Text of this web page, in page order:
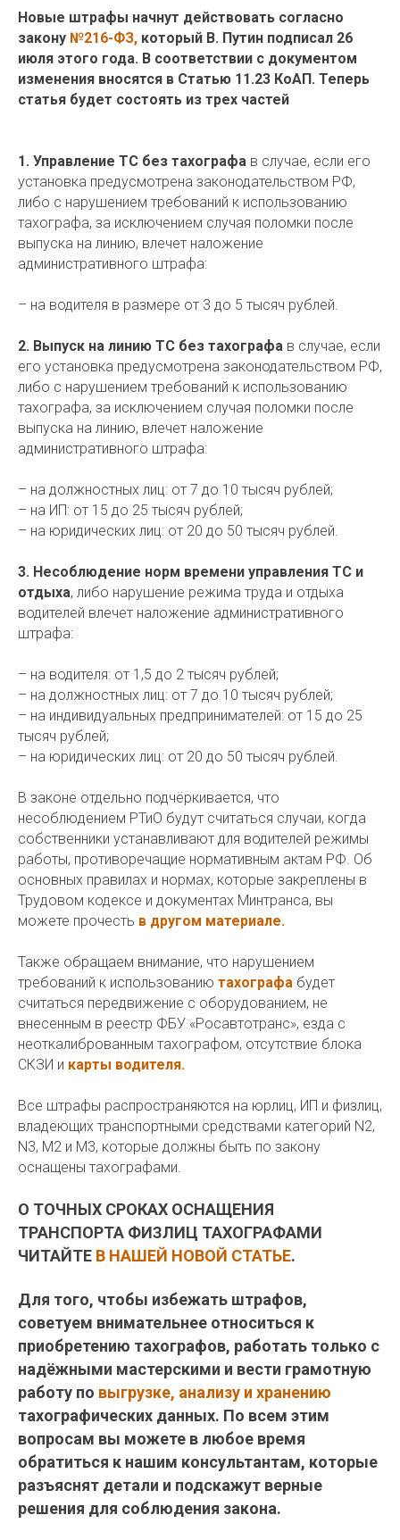
Новые штрафы начнут действовать согласно
закону №216-ФЗ, который В. Путин подписал 26
июля этого года. В соответствии с документом
изменения вносятся в Статью 11.23 КоАП. Теперь
статья будет состоять из трех частей
1. Управление ТС без тахографа в случае, если его
установка предусмотрена законодательством РФ,
либо с нарушением требований к использованию
тахографа, за исключением случая поломки после
выпуска на линию, влечет наложение
административного штрафа:
– на водителя в размере от 3 до 5 тысяч рублей.
2. Выпуск на линию ТС без тахографа в случае, если
его установка предусмотрена законодательством РФ,
либо с нарушением требований к использованию
тахографа, за исключением случая поломки после
выпуска на линию, влечет наложение
административного штрафа:
– на должностных лиц: от 7 до 10 тысяч рублей;
– на ИП: от 15 до 25 тысяч рублей;
– на юридических лиц: от 20 до 50 тысяч рублей.
3. Несоблюдение норм времени управления ТС и
отдыха, либо нарушение режима труда и отдыха
водителей влечет наложение административного
штрафа:
– на водителя: от 1,5 до 2 тысяч рублей;
– на должностных лиц: от 7 до 10 тысяч рублей;
– на индивидуальных предпринимателей: от 15 до 25
тысяч рублей;
– на юридических лиц: от 20 до 50 тысяч рублей.
В законе отдельно подчёркивается, что
несоблюдением РТиО будут считаться случаи, когда
собственники устанавливают для водителей режимы
работы, противоречащие нормативным актам РФ. Об
основных правилах и нормах, которые закреплены в
Трудовом кодексе и документах Минтранса, вы
можете прочесть в другом материале.
Также обращаем внимание, что нарушением
требований к использованию тахографа будет
считаться передвижение с оборудованием, не
внесенным в реестр ФБУ «Росавтотранс», езда с
неоткалиброванным тахографом, отсутствие блока
СКЗИ и карты водителя.
Все штрафы распространяются на юрлиц, ИП и физлиц,
владеющих транспортными средствами категорий N2,
N3, M2 и M3, которые должны быть по закону
оснащены тахографами.
О ТОЧНЫХ СРОКАХ ОСНАЩЕНИЯ
ТРАНСПОРТА ФИЗЛИЦ ТАХОГРАФАМИ
ЧИТАЙТЕ В НАШЕЙ НОВОЙ СТАТЬЕ.
Для того, чтобы избежать штрафов,
советуем внимательнее относиться к
приобретению тахографов, работать только с
надёжными мастерскими и вести грамотную
работу по выгрузке, анализу и хранению
тахографических данных. По всем этим
вопросам вы можете в любое время
обратиться к нашим консультантам, которые
разъяснят детали и подскажут верные
решения для соблюдения закона.